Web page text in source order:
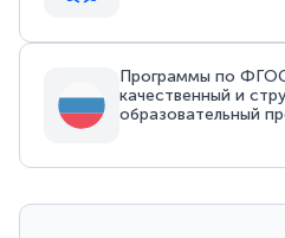
Программы по
качественный и
образовательный